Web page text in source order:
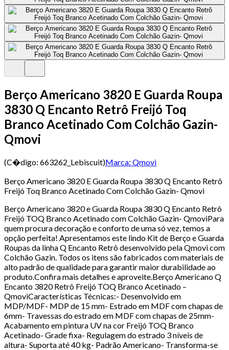
Berço Americano 3820 E Guarda Roupa
3830 Q Encanto Retrô Freijó Toq
Branco Acetinado Com Colchão Gazin-
Qmovi
(C�digo: 663262_Lebiscuit)Marca: Qmovi
Berço Americano 3820 E Guarda Roupa 3830 Q Encanto Retrô
Freijó Toq Branco Acetinado Com Colchão Gazin- Qmovi
Berço Americano 3820 e Guarda Roupa 3830 Q Encanto Retrô
Freijó TOQ Branco Acetinado com Colchão Gazin- QmoviPara
quem procura decoração e conforto de uma só vez, temos a
opção perfeita! Apresentamos este lindo Kit de Berço e Guarda
Roupas da linha Q Encanto Retrô desenvolvido pela Qmovi com
Colchão Gazin. Todos os itens são fabricados com materiais de
alto padrão de qualidade para garantir maior durabilidade ao
produto.Confira mais detalhes e aproveite.Berço Americano Q
Encanto 3820 Retrô Freijó TOQ Branco Acetinado –
QmoviCaracterísticas Técnicas:- Desenvolvido em
MDP/MDF- MDP de 15 mm- Estrado em MDF com chapas de
6mm- Travessas do estrado em MDF com chapas de 25mm-
Acabamento em pintura UV na cor Freijó TOQ Branco
Acetinado- Grade fixa- Regulagem do estrado 3 níveis de
altura- Suporta até 40 kg- Padrão Americano- Transforma-se